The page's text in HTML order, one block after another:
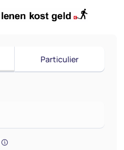
Particulier